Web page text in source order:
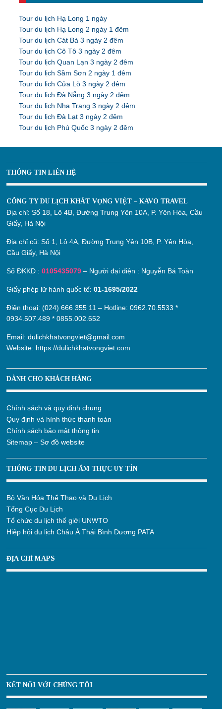
Tour du lịch Hạ Long 1 ngày
Tour du lịch Hạ Long 2 ngày 1 đêm
Tour du lịch Cát Bà 3 ngày 2 đêm
Tour du lịch Cô Tô 3 ngày 2 đêm
Tour du lịch Quan Lạn 3 ngày 2 đêm
Tour du lịch Sầm Sơn 2 ngày 1 đêm
Tour du lịch Cửa Lò 3 ngày 2 đêm
Tour du lịch Đà Nẵng 3 ngày 2 đêm
Tour du lịch Nha Trang 3 ngày 2 đêm
Tour du lịch Đà Lạt 3 ngày 2 đêm
Tour du lịch Phú Quốc 3 ngày 2 đêm
THÔNG TIN LIÊN HỆ
CÔNG TY DU LỊCH KHÁT VỌNG VIỆT – KAVO TRAVEL
Địa chỉ:Số 18, Lô 4B, Đường Trung Yên 10A, P. Yên Hòa, Cầu
Giấy, Hà Nội
Địa chỉ cũ:Số 1, Lô 4A, Đường Trung Yên 10B, P. Yên Hòa,
Cầu Giấy, Hà Nội
Số ĐKKD :0105435079 – Người đại diện : Nguyễn Bá Toàn
Giấy phép lữ hành quốc tế:01-1695/2022
Điện thoại: (024) 666 355 11 – Hotline:0962.70.5533 *
0934.507.489 *0855.002.652
Email:dulichkhatvongviet@gmail.com
Website: https://dulichkhatvongviet.com
DÀNH CHO KHÁCH HÀNG
Chính sách và quy định chung
Quy định và hình thức thanh toán
Chính sách bảo mật thông tin
Sitemap – Sơ đồ website
THÔNG TIN DU LỊCH ẨM THỰC UY TÍN
Bộ Văn Hóa Thể Thao và Du Lịch
Tổng Cục Du Lịch
Tổ chức du lịch thế giới UNWTO
Hiệp hội du lịch Châu Á Thái Bình Dương PATA
ĐỊA CHỈ MAPS
KẾT NỐI VỚI CHÚNG TÔI